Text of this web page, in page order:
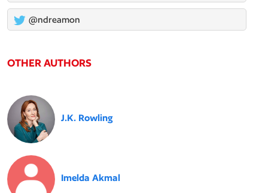
@ndreamon
OTHER AUTHORS
J.K. Rowling
Imelda Akmal